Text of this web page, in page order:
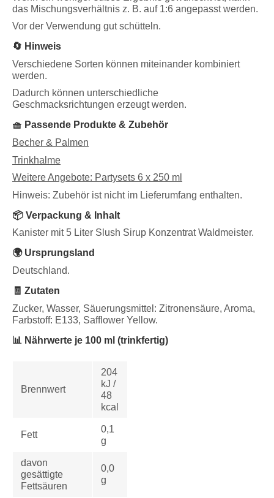
das Mischungsverhältnis z. B. auf 1:6 angepasst werden.
Vor der Verwendung gut schütteln.
🔄 Hinweis
Verschiedene Sorten können miteinander kombiniert
werden.
Dadurch können unterschiedliche
Geschmacksrichtungen erzeugt werden.
🧺 Passende Produkte & Zubehör
Becher & Palmen
Trinkhalme
Weitere Angebote: Partysets 6 x 250 ml
Hinweis: Zubehör ist nicht im Lieferumfang enthalten.
📦 Verpackung & Inhalt
Kanister mit 5 Liter Slush Sirup Konzentrat Waldmeister.
🌍 Ursprungsland
Deutschland.
🧾 Zutaten
Zucker, Wasser, Säuerungsmittel: Zitronensäure, Aroma,
Farbstoff: E133, Safflower Yellow.
📊 Nährwerte je 100 ml (trinkfertig)
Brennwert
204
kJ /
48
kcal
Fett
0,1
g
davon
gesättigte
Fettsäuren
0,0
g